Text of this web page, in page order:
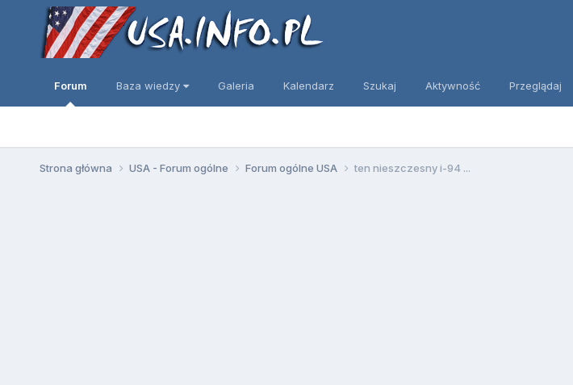
Forum Baza wiedzy Galeria Kalendarz Szukaj Aktywność Przeglądaj
Strona główna USA - Forum ogólne Forum ogólne USA ten nieszczesny i-94 ...